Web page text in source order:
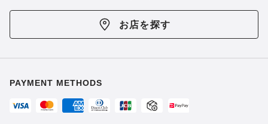
お店を探す
PAYMENT METHODS